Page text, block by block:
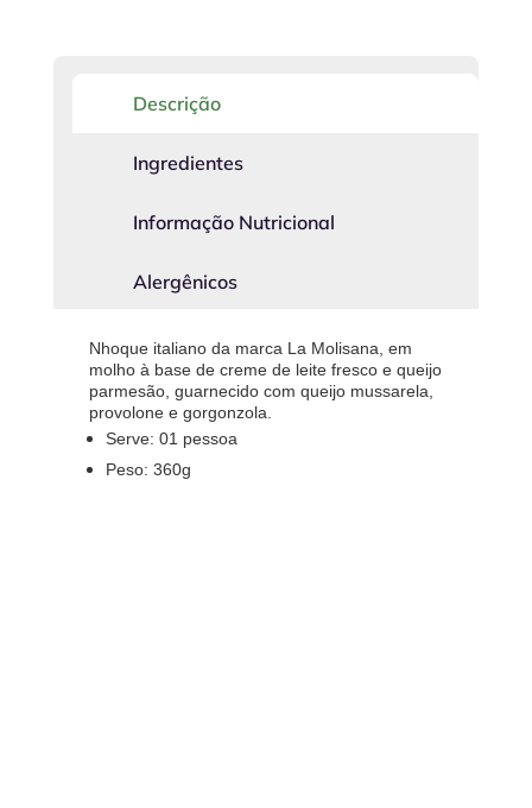
Descrição
Ingredientes
Informação Nutricional
Alergênicos
Nhoque italiano da marca La Molisana, em
molho à base de creme de leite fresco e queijo
parmesão, guarnecido com queijo mussarela,
provolone e gorgonzola.
Serve: 01 pessoa
Peso: 360g